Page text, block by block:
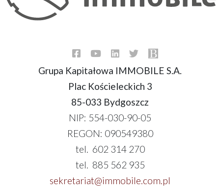
Grupa Kapitałowa IMMOBILE S.A.
Plac Kościeleckich 3
85-033 Bydgoszcz
NIP: 554-030-90-05
REGON: 090549380
tel. 602 314 270
tel. 885 562 935
sekretariat@immobile.com.pl